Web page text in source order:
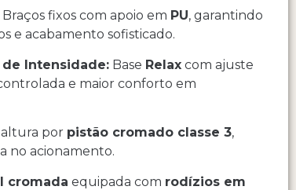
Braços fixos com apoio em PU, garantindo
e acabamento sofisticado.
de Intensidade: Base Relax com ajuste
e maior conforto em
por pistão cromado classe 3,
no acionamento.
cromada equipada com rodízios em